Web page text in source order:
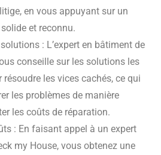
en vous appuyant sur un
et reconnu.
: L’expert en bâtiment de
conseille sur les solutions les
les vices cachés, ce qui
les problèmes de manière
les coûts de réparation.
: En faisant appel à un expert
my House, vous obtenez une